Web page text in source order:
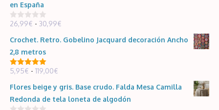
hasta
14,99€
en España
0
e
26,99€ - 30,99€
hasta
30,99€
Crochet. Retro. Gobelino Jacquard decoración Ancho
2,8 metros
5.00de 5
5,95€ - 119,00€
precios:
Flores beige y gris. Base crudo. Falda Mesa Camilla
Redonda de tela loneta de algodón